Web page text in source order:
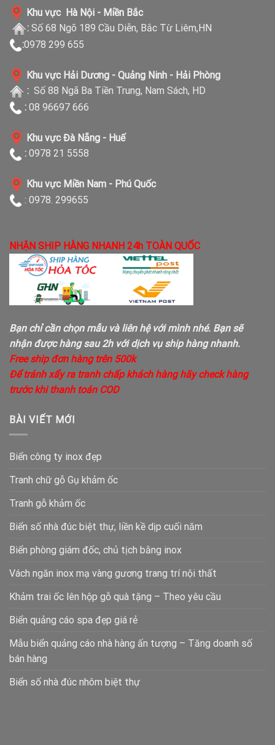
Khu vực Hà Nội - Miền Bắc
: Số 68 Ngõ 189 Cầu Diễn, Bắc Từ Liêm,HN
:0978 299 655
Khu vực Hải Dương - Quảng Ninh - Hải Phòng
: Số 88 Ngã Ba Tiền Trung, Nam Sách, HD
: 08 96697 666
Khu vực Đà Nẵng - Huế
: 0978 21 5558
Khu vực Miền Nam - Phú Quốc
: 0978. 299655
NHẬN SHIP HÀNG NHANH 24h TOÀN QUỐC
Bạn chỉ cần chọn mẫu và liên hệ với mình nhé. Bạn sẽ
nhận được hàng sau 2h với dịch vụ ship hàng nhanh.
Free ship đơn hàng trên 500k
Để tránh xẩy ra tranh chấp khách hàng hãy check hàng
trước khi thanh toán COD
BÀI VIẾT MỚI
Biển công ty inox đẹp
Tranh chữ gỗ Gụ khảm ốc
Tranh gỗ khảm ốc
Biển số nhà đúc biệt thự, liền kề dịp cuối năm
Biển phòng giám đốc, chủ tịch bằng inox
Vách ngăn inox mạ vàng gương trang trí nội thất
Khảm trai ốc lên hộp gỗ quà tặng – Theo yêu cầu
Biển quảng cáo spa đẹp giá rẻ
Mẫu biển quảng cáo nhà hàng ấn tượng – Tăng doanh số
bán hàng
Biển số nhà đúc nhôm biệt thự